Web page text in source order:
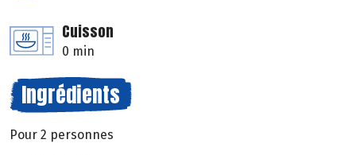
Cuisson
0 min
Ingrédients
Pour 2 personnes